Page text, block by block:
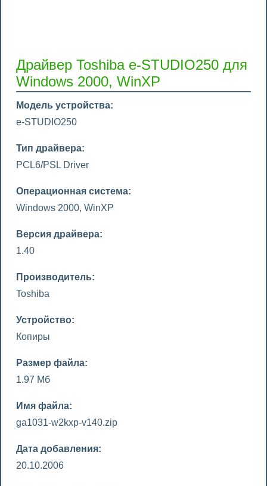
Драйвер Toshiba e-STUDIO250 для
Windows 2000, WinXP
Модель устройства:
e-STUDIO250
Тип драйвера:
PCL6/PSL Driver
Операционная система:
Windows 2000, WinXP
Версия драйвера:
1.40
Производитель:
Toshiba
Устройство:
Копиры
Размер файла:
1.97 Мб
Имя файла:
ga1031-w2kxp-v140.zip
Дата добавления:
20.10.2006